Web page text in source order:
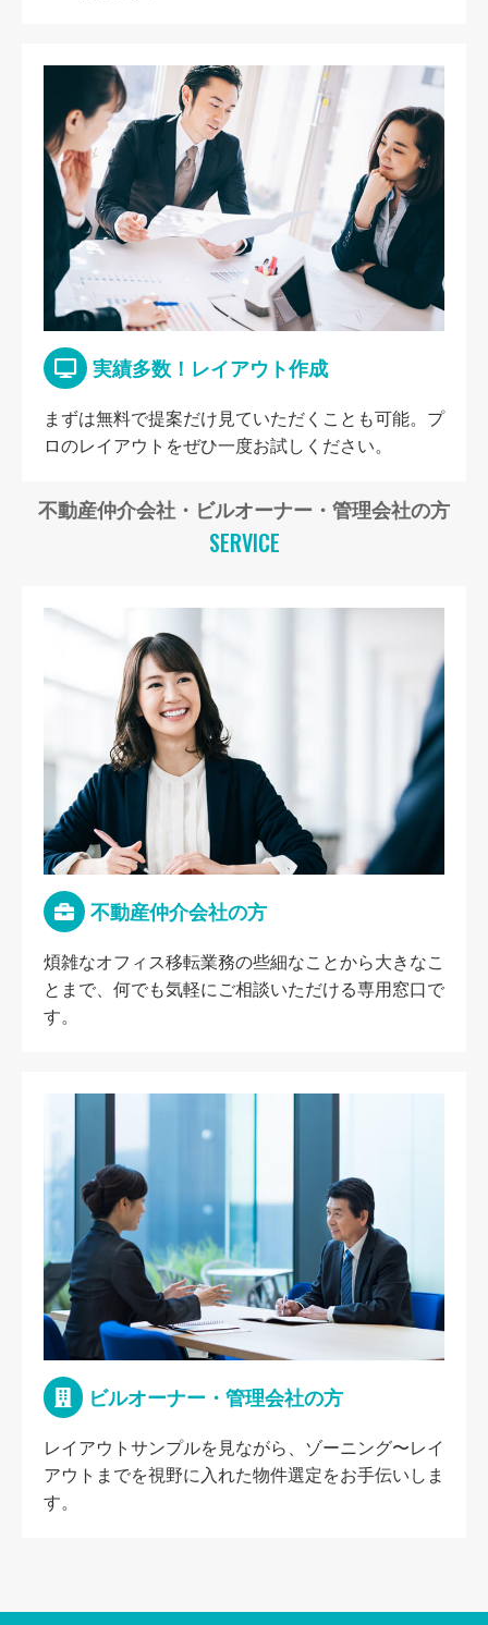
実績多数！レイアウト作成
まずは無料で提案だけ見ていただくことも可能。プ
ロのレイアウトをぜひ一度お試しください。
不動産仲介会社・ビルオーナー・管理会社の方
SERVICE
不動産仲介会社の方
煩雑なオフィス移転業務の些細なことから大きなこ
とまで、何でも気軽にご相談いただける専用窓口で
す。
ビルオーナー・管理会社の方
レイアウトサンプルを見ながら、ゾーニング〜レイ
アウトまでを視野に入れた物件選定をお手伝いしま
す。